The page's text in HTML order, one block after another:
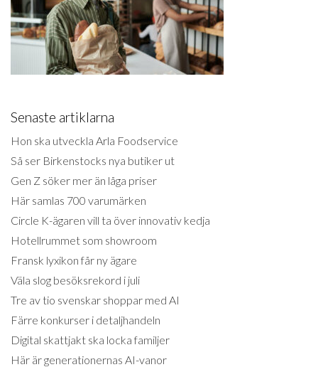
Senaste artiklarna
Hon ska utveckla Arla Foodservice
Så ser Birkenstocks nya butiker ut
Gen Z söker mer än låga priser
Här samlas 700 varumärken
Circle K-ägaren vill ta över innovativ kedja
Hotellrummet som showroom
Fransk lyxikon får ny ägare
Väla slog besöksrekord i juli
Tre av tio svenskar shoppar med AI
Färre konkurser i detaljhandeln
Digital skattjakt ska locka familjer
Här är generationernas AI-vanor